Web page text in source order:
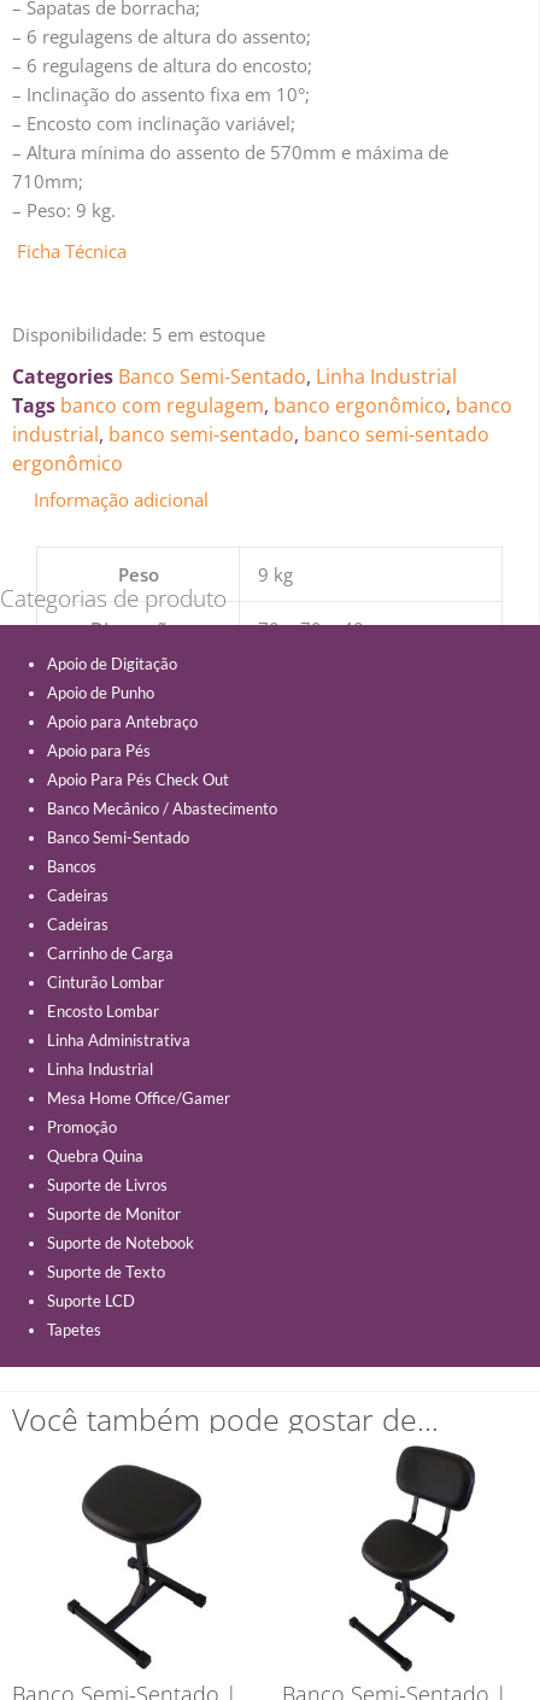
– Sapatas de borracha;
– 6 regulagens de altura do assento;
– 6 regulagens de altura do encosto;
– Inclinação do assento fixa em 10°;
– Encosto com inclinação variável;
– Altura mínima do assento de 570mm e máxima de
710mm;
– Peso: 9 kg.
Ficha Técnica
Disponibilidade: 5 em estoque
Categories Banco Semi-Sentado, Linha Industrial
Tags banco com regulagem, banco ergonômico, banco
industrial, banco semi-sentado, banco semi-sentado
ergonômico
Informação adicional
Peso 9 kg
Dimensões 70 × 70 × 40 cm
Categorias de produto
Apoio de Digitação
Apoio de Punho
Apoio para Antebraço
Apoio para Pés
Apoio Para Pés Check Out
Banco Mecânico / Abastecimento
Banco Semi-Sentado
Bancos
Cadeiras
Cadeiras
Carrinho de Carga
Cinturão Lombar
Encosto Lombar
Linha Administrativa
Linha Industrial
Mesa Home Office/Gamer
Promoção
Quebra Quina
Suporte de Livros
Suporte de Monitor
Suporte de Notebook
Suporte de Texto
Suporte LCD
Tapetes
Você também pode gostar de…